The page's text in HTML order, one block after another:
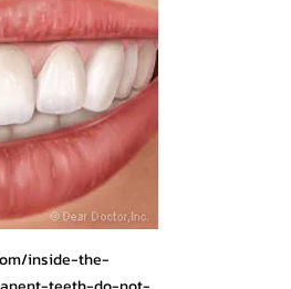
inside-the-